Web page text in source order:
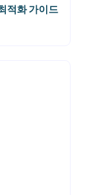
적화 가이드